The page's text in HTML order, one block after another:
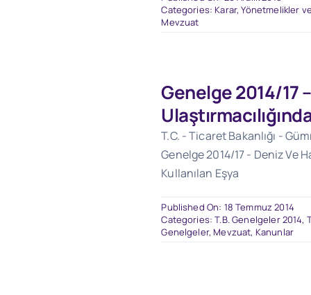
Categories: Karar, Yönetmelikler
Mevzuat
Genelge 2014/17
T.C. - Ticaret Bakanlığı -
Genelge 2014/17 - Deniz Ve
Kullanılan Eşya
Published On: 18 Temmuz 2014
Categories:T.B. Genelgeler 2014,
Genelgeler, Mevzuat, Kanunlar